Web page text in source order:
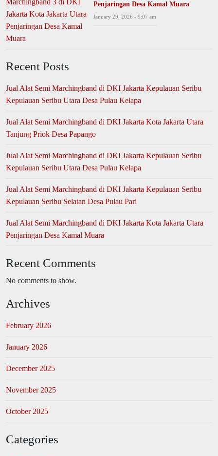
Penjaringan Desa Kamal Muara
January 29, 2026 - 9:07 am
Recent Posts
Jual Alat Semi Marchingband di DKI Jakarta Kepulauan Seribu
Kepulauan Seribu Utara Desa Pulau Kelapa
Jual Alat Semi Marchingband di DKI Jakarta Kota Jakarta Utara
Tanjung Priok Desa Papango
Jual Alat Semi Marchingband di DKI Jakarta Kepulauan Seribu
Kepulauan Seribu Utara Desa Pulau Kelapa
Jual Alat Semi Marchingband di DKI Jakarta Kepulauan Seribu
Kepulauan Seribu Selatan Desa Pulau Pari
Jual Alat Semi Marchingband di DKI Jakarta Kota Jakarta Utara
Penjaringan Desa Kamal Muara
Recent Comments
No comments to show.
Archives
February 2026
January 2026
December 2025
November 2025
October 2025
Categories